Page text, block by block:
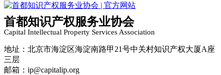
首都知识产权服务业协会
Capital Intellectual Property Services Association
地址：北京市海淀区海淀南路甲21号中关村知识产权大厦A座
三层
邮箱：ip@capitalip.org